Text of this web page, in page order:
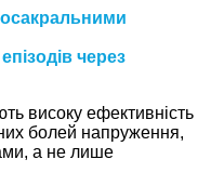
через
високу ефективність
болей напруження,
а не лише